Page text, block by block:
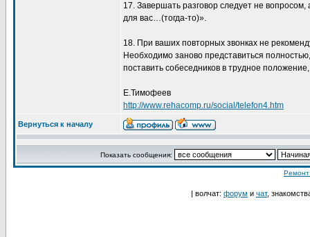
17. Завершать разговор следует не
для вас…(тогда-то)».
18. При ваших повторных звонках не
Необходимо заново представиться
поставить собеседников в трудное
Е.Тимофеев
http://www.rehacomp.ru/social/telefon4.htm
Вернуться к началу
Показать сообщения:
Ремонт
| волчат: форум и чат,